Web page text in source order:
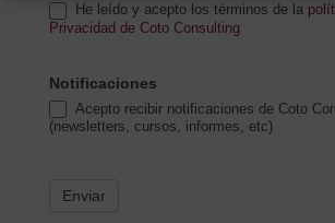
He leído y acepto los términos de la
Privacidad de Coto Consulting
Notificaciones
Acepto recibir notificaciones de Coto
(newsletters, cursos, informes, etc)
Enviar